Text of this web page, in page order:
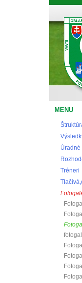
MENU
Úradné
Tréneri